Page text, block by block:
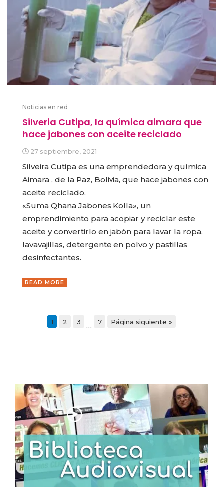
Noticias en red
Silveria Cutipa, la química aimara que
hace jabones con aceite reciclado
27 septiembre, 2021
Silveira Cutipa es una emprendedora y química
Aimara , de la Paz, Bolivia, que hace jabones con
aceite reciclado.
«Suma Qhana Jabones Kolla», un
emprendimiento para acopiar y reciclar este
aceite y convertirlo en jabón para lavar la ropa,
lavavajillas, detergente en polvo y pastillas
desinfectantes.
READ MORE
1 2 3 … 7 Página siguiente »